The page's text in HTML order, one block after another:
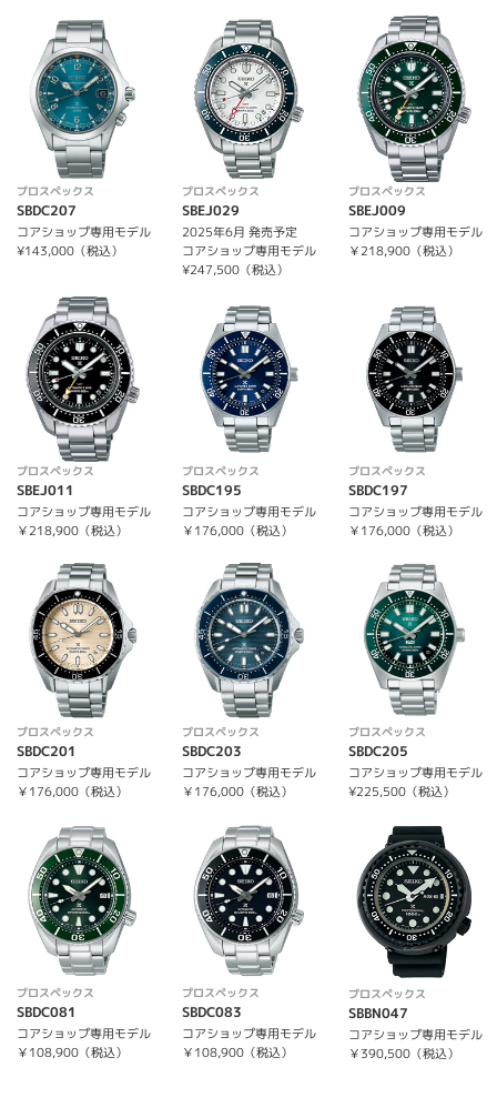
プロスペックス
SBDC207
コアショップ専用モデル
¥143,000（税込）
プロスペックス
SBEJ029
2025年6月 発売予定
コアショップ専用モデル
¥247,500（税込）
プロスペックス
SBEJ009
コアショップ専用モデル
￥218,900（税込）
プロスペックス
SBEJ011
コアショップ専用モデル
￥218,900（税込）
プロスペックス
SBDC195
コアショップ専用モデル
￥176,000（税込）
プロスペックス
SBDC197
コアショップ専用モデル
￥176,000（税込）
プロスペックス
SBDC201
コアショップ専用モデル
￥176,000（税込）
プロスペックス
SBDC203
コアショップ専用モデル
￥176,000（税込）
プロスペックス
SBDC205
コアショップ専用モデル
¥225,500（税込）
プロスペックス
SBDC081
コアショップ専用モデル
￥108,900（税込）
プロスペックス
SBDC083
コアショップ専用モデル
￥108,900（税込）
プロスペックス
SBBN047
コアショップ専用モデル
￥390,500（税込）